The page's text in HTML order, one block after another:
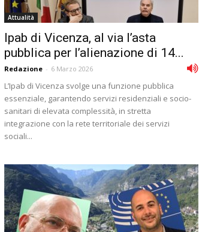
Attualità
Ipab di Vicenza, al via l’asta
pubblica per l’alienazione di 14...
Redazione - 6 Marzo 2026
L’Ipab di Vicenza svolge una funzione pubblica
essenziale, garantendo servizi residenziali e socio-
sanitari di elevata complessità, in stretta
integrazione con la rete territoriale dei servizi
sociali...